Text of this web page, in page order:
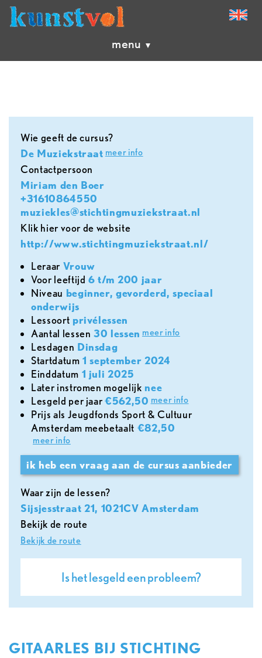
menu
GITAARLES BIJ STICHTING
Wie geeft de cursus?
De Muziekstraat meer info
contactpersoon
Miriam den Boer
+31610864550
muziekles@stichtingmuziekstraat.nl
Klik hier voor de website
http://www.stichtingmuziekstraat.nl/
leraarVrouw
voor leeftijd 6 t/m 200 jaar
Niveau beginner, gevorderd, speciaal
onderwijs
lessoort privélessen
aantal lessen 30 lessen meer info
lesdagen Dinsdag
Startdatum 1 september 2024
Einddatum 1 juli 2025
later instromen mogelijk nee
lesgeld per jaar€562,50 meer info
Prijs als Jeugdfonds Sport & Cultuur
Amsterdam meebetaalt €82,50
meer info
ik heb een vraag aan de cursus aanbieder
Waar zijn de lessen?
Sijsjesstraat 21, 1021CV Amsterdam
Bekijk de route
Bekijk de route
Is het lesgeld een probleem?